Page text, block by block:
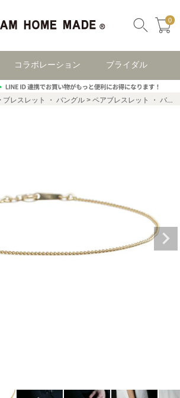
0
コラボレーション ブライダル
ブレスレット ・ バングル ペアブレスレット ・ バングル